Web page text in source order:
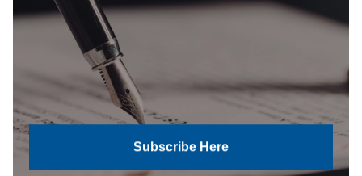
Subscribe Here